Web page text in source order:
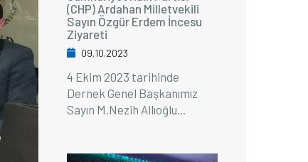
(CHP) Ardahan Milletvekili
Sayın Özgür Erdem İncesu
Ziyareti
09.10.2023
4 Ekim 2023 tarihinde
Dernek Genel Başkanımız
Sayın M.Nezih Allıoğlu...